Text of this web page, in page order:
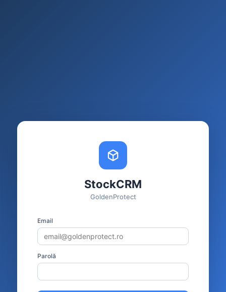
StockCRM
GoldenProtect
Email
Parolă